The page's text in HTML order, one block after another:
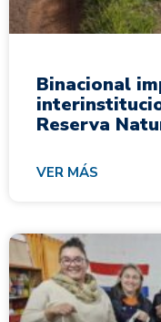
Binacional
Reserva
VER MÁS